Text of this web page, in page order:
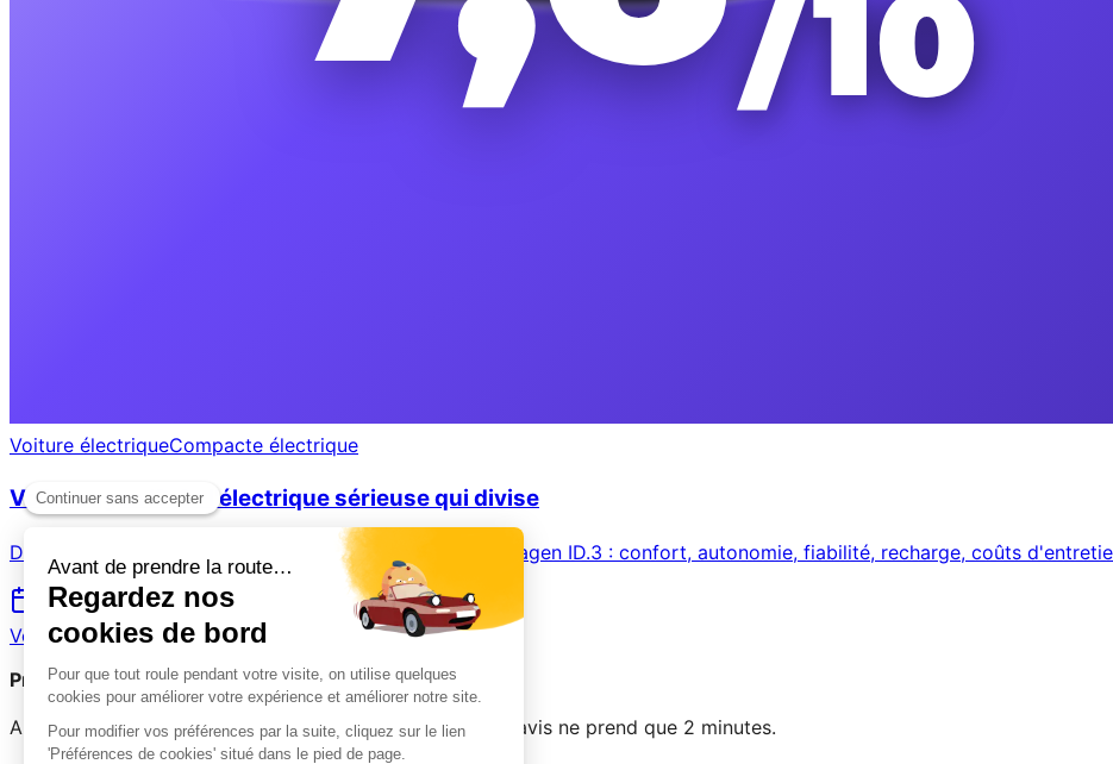
Voiture électriqueCompacte électrique
Volkswagen ID.3 : l'électrique sérieuse qui divise
Découvrez les avis certifiés des propriétaires de Volkswagen ID.3 : confort, autonomie, fiabilité, recharge, coûts
6 juillet 2026
Voir plus →
Prêt(e) à partager votre expérience ?
Aidez les autres conducteurs à faire le bon choix. Votre avis ne prend que 2 minutes.